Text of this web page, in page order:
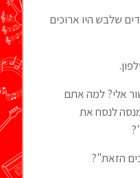
שלבש היו ארוכים
אלי? למה אתם
לנסח את
הזאת"?